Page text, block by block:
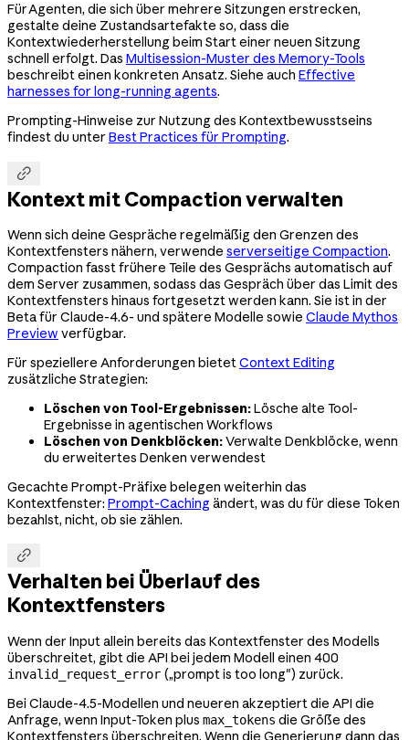
Für Agenten, die sich über mehrere Sitzungen erstrecken,
gestalte deine Zustandsartefakte so, dass die
Kontextwiederherstellung beim Start einer neuen Sitzung
schnell erfolgt. Das Multisession-Muster des Memory-Tools
beschreibt einen konkreten Ansatz. Siehe auch Effective
harnesses for long-running agents.
Prompting-Hinweise zur Nutzung des Kontextbewusstseins
findest du unter Best Practices für Prompting.

Kontext mit Compaction verwalten
Wenn sich deine Gespräche regelmäßig den Grenzen des
Kontextfensters nähern, verwende serverseitige Compaction.
Compaction fasst frühere Teile des Gesprächs automatisch auf
dem Server zusammen, sodass das Gespräch über das Limit des
Kontextfensters hinaus fortgesetzt werden kann. Sie ist in der
Beta für Claude-4.6- und spätere Modelle sowie Claude Mythos
Preview verfügbar.
Für speziellere Anforderungen bietetContext Editing
zusätzliche Strategien:
Löschen von Tool-Ergebnissen:Lösche alte Tool-
Ergebnisse in agentischen Workflows
Löschen von Denkblöcken:Verwalte Denkblöcke, wenn
du erweitertes Denken verwendest
Gecachte Prompt-Präfixe belegen weiterhin das
Kontextfenster: Prompt-Caching ändert, was du für diese Token
bezahlst, nicht, ob sie zählen.

Verhalten bei Überlauf des
Kontextfensters
Wenn der Input allein bereits das Kontextfenster des Modells
überschreitet, gibt die API bei jedem Modell einen 400
invalid_request_error („prompt is too long") zurück.
Bei Claude-4.5-Modellen und neueren akzeptiert die API die
Anfrage, wenn Input-Token plus max_tokens die Größe des
Kontextfensters überschreiten. Wenn die Generierung dann das